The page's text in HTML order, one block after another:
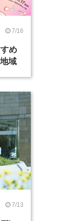
7/16
め
域
7/13